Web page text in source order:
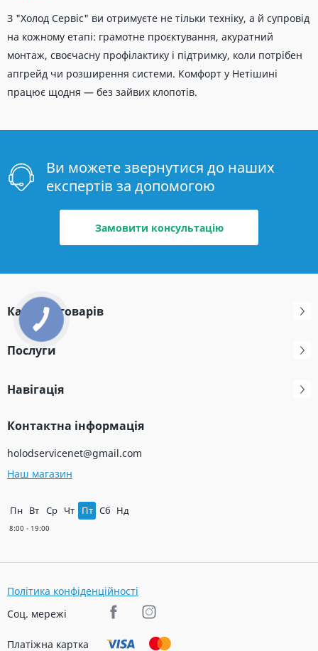
З "Холод Сервіс" ви отримуєте не тільки техніку, а й супровід
на кожному етапі: грамотне проєктування, акуратний
монтаж, своєчасну профілактику і підтримку, коли потрібен
апгрейд чи розширення системи. Комфорт у Нетішині
працює щодня — без зайвих клопотів.
Ви можете звернутися до наших
експертів за допомогою
Замовити консультацію
Каталог товарів
Послуги
Навігація
Контактна інформація
holodservicenet@gmail.com
Наш магазин
Пн Вт Ср Чт Пт Сб Нд
Політика конфіденційності
Соц. мережі
Платіжна картка